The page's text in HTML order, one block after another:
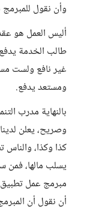
وأن نقول
أليس العمل هو
طالب الخدمة يدفع
غير نافع ولست
ومستعد يدفع.
بالنهاية مدرب
وصريح، يعلن
كذا وكذا،
يسلب مالها،
مبرمج عمل
أن نقول أن